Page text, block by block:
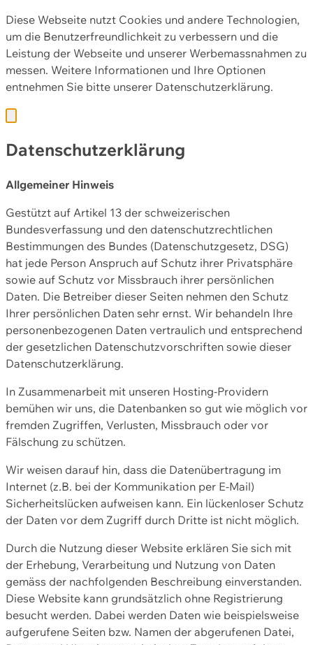
Diese Webseite nutzt Cookies und andere Technologien,
um die Benutzerfreundlichkeit zu verbessern und die
Leistung der Webseite und unserer Werbemassnahmen zu
messen. Weitere Informationen und Ihre Optionen
entnehmen Sie bitte unserer Datenschutzerklärung.
Datenschutzerklärung
Allgemeiner Hinweis
Gestützt auf Artikel 13 der schweizerischen
Bundesverfassung und den datenschutzrechtlichen
Bestimmungen des Bundes (Datenschutzgesetz, DSG)
hat jede Person Anspruch auf Schutz ihrer Privatsphäre
sowie auf Schutz vor Missbrauch ihrer persönlichen
Daten. Die Betreiber dieser Seiten nehmen den Schutz
Ihrer persönlichen Daten sehr ernst. Wir behandeln Ihre
personenbezogenen Daten vertraulich und entsprechend
der gesetzlichen Datenschutzvorschriften sowie dieser
Datenschutzerklärung.
In Zusammenarbeit mit unseren Hosting-Providern
bemühen wir uns, die Datenbanken so gut wie möglich vor
fremden Zugriffen, Verlusten, Missbrauch oder vor
Fälschung zu schützen.
Wir weisen darauf hin, dass die Datenübertragung im
Internet (z.B. bei der Kommunikation per E-Mail)
Sicherheitslücken aufweisen kann. Ein lückenloser Schutz
der Daten vor dem Zugriff durch Dritte ist nicht möglich.
Durch die Nutzung dieser Website erklären Sie sich mit
der Erhebung, Verarbeitung und Nutzung von Daten
gemäss der nachfolgenden Beschreibung einverstanden.
Diese Website kann grundsätzlich ohne Registrierung
besucht werden. Dabei werden Daten wie beispielsweise
aufgerufene Seiten bzw. Namen der abgerufenen Datei,